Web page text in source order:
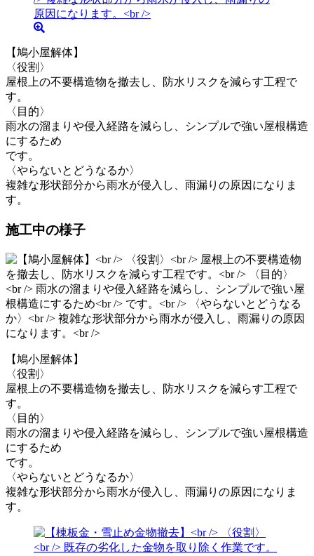
【鳩小屋解体】
〈役割〉
屋根上の不要構造物を撤去し、防水リスクを減らす工程で
す。
〈目的〉
雨水の溜まりや侵入経路を減らし、シンプルで強い屋根構造
にするため
です。
〈やらないとどうなるか〉
複雑な形状部分から雨水が侵入し、雨漏りの原因になりま
す。
施工中の様子
【鳩小屋解体】
〈役割〉
屋根上の不要構造物を撤去し、防水リスクを減らす工程で
す。
〈目的〉
雨水の溜まりや侵入経路を減らし、シンプルで強い屋根構造
にするため
です。
〈やらないとどうなるか〉
複雑な形状部分から雨水が侵入し、雨漏りの原因になりま
す。